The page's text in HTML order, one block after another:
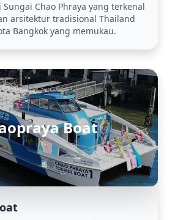
Chao Phraya yang terkenal
arsitektur tradisional Thailand
Bangkok yang memukau.
Boat